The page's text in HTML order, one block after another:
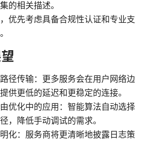
的相关描述。
优先考虑具备合规性认证和专业支
径传输：更多服务会在用户网络边
供更低的延迟和更稳定的连接。
优化中的应用：智能算法自动选择
，降低手动调试的需求。
化：服务商将更清晰地披露日志策